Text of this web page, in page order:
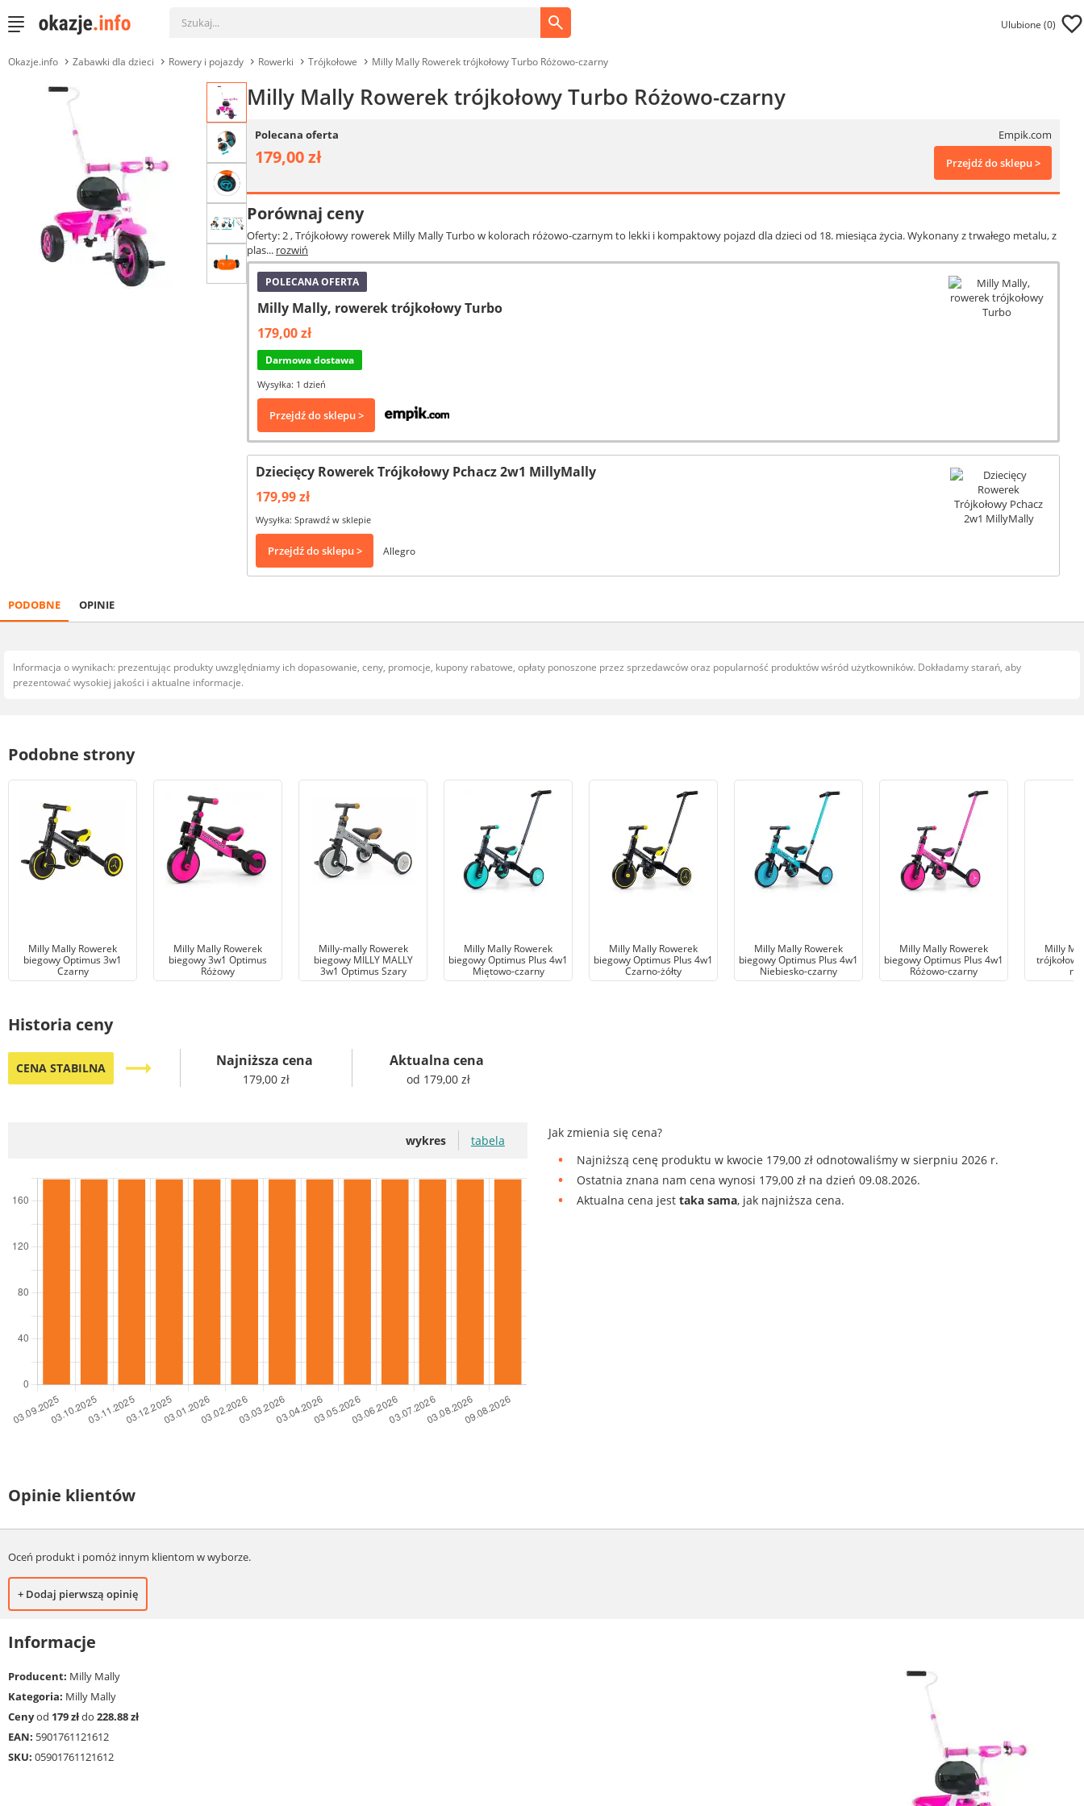
Ulubione (0)
Okazje.info Zabawki dla dzieci Rowery i pojazdy Rowerki Trójkołowe Milly Mally Rowerek trójkołowy Turbo Różowo-czarny
Milly Mally Rowerek trójkołowy Turbo Różowo-czarny
Polecana oferta Empik.com
179,00 zł Przejdź do sklepu >
Porównaj ceny
Oferty: 2, Trójkołowy rowerek Milly Mally Turbo w kolorach różowo-czarnym to lekki i kompaktowy pojazd dla dzieci od 18. miesiąca życia. Wykonany z trwałego metalu, z
plas... rozwiń
POLECANA OFERTA
Milly Mally, rowerek trójkołowy Turbo
179,00 zł
Darmowa dostawa
Wysyłka: 1 dzień
Przejdź do sklepu >
Dziecięcy Rowerek Trójkołowy Pchacz 2w1 MillyMally
179,99 zł
Wysyłka: Sprawdź w sklepie
Przejdź do sklepu > Allegro
PODOBNE OPINIE
Informacja o wynikach: prezentując produkty uwzględniamy ich dopasowanie, ceny, promocje, kupony rabatowe, opłaty ponoszone przez sprzedawców oraz popularność produktów wśród użytkowników. Dokładamy starań, aby
prezentować wysokiej jakości i aktualne informacje.
Podobne strony
Milly Mally Rowerek
biegowy Optimus 3w1
Czarny
Milly Mally Rowerek
biegowy 3w1 Optimus
Różowy
Milly-mally Rowerek
biegowy MILLY MALLY
3w1 Optimus Szary
Milly Mally Rowerek
biegowy Optimus Plus 4w1
Miętowo-czarny
Milly Mally Rowerek
biegowy Optimus Plus 4w1
Czarno-żółty
Milly Mally Rowerek
biegowy Optimus Plus 4w1
Niebiesko-czarny
Milly Mally Rowerek
biegowy Optimus Plus 4w1
Różowo-czarny
Milly
Historia ceny
CENA STABILNA trending_flat Najniższa cena
179,00 zł
Aktualna cena
od 179,00 zł
wykres tabela
Jak zmienia się cena?
Najniższą cenę produktu w kwocie 179,00 zł odnotowaliśmy w sierpniu 2026 r.
Ostatnia znana nam cena wynosi 179,00 zł na dzień 09.08.2026.
Aktualna cena jesttaka sama, jak najniższa cena.
Opinie klientów
Oceń produkt i pomóż innym klientom w wyborze.
+ Dodaj pierwszą opinię
Informacje
Producent: Milly Mally
Kategoria: Milly Mally
Cenyod 179 złdo 228.88 zł
EAN: 5901761121612
SKU: 05901761121612